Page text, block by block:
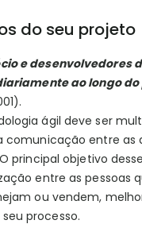
do seu projeto
e desenvolvedores
ao longo
ágil deve ser
comunicação entre as
principal objetivo
entre as pessoas
ou vendem,
processo.